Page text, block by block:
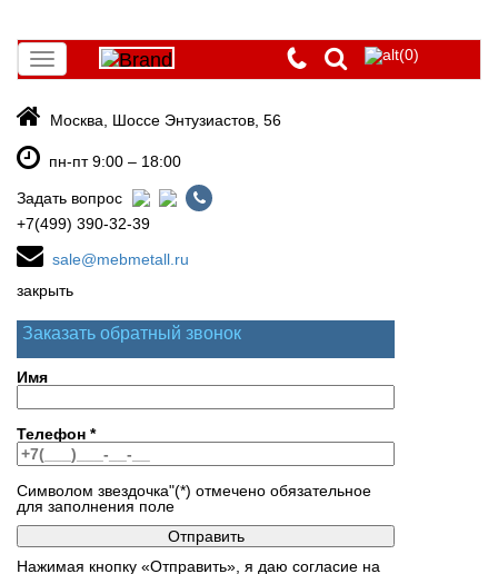
Toggle
navigation
(0)
Москва, Шоссе Энтузиастов, 56
пн-пт 9:00 – 18:00
Задать вопрос
+7(499) 390-32-39
sale@mebmetall.ru
закрыть
Заказать обратный звонок
Имя
Телефон *
Символом звездочка"(*) отмечено обязательное
для заполнения поле
Нажимая кнопку «Отправить», я даю согласие на